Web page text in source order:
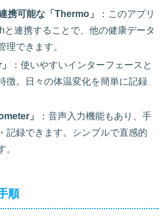
携可能な「Thermo」
：このアプリ
と連携することで、他の健康データ
理できます。
：使いやすいインターフェースと
徴。日々の体温変化を簡単に記録
」
：音声入力機能もあり、手
記録できます。シンプルで直感的
。
順